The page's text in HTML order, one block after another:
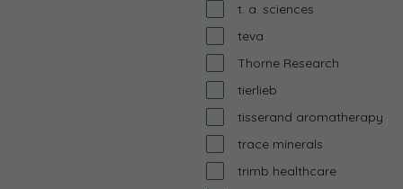
t. a. sciences
teva
Thorne Research
tierlieb
tisserand aromatherapy
trace minerals
trimb healthcare